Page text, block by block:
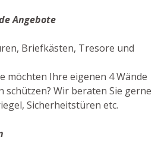
Angebote
Briefkästen, Tresore und
möchten Ihre eigenen 4 Wände
schützen? Wir beraten Sie gerne
Sicherheitstüren etc.